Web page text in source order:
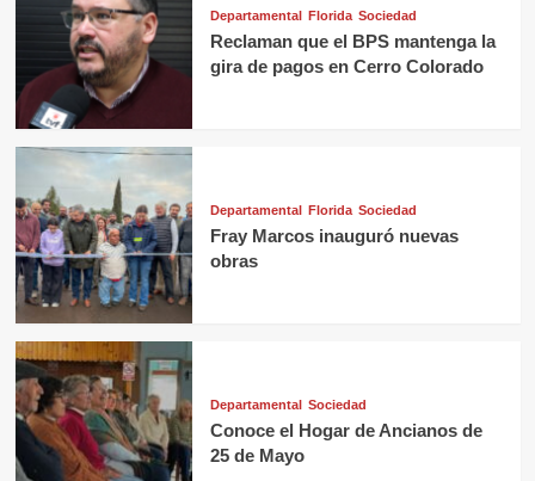
Departamental Florida Sociedad
Reclaman que el BPS mantenga la
gira de pagos en Cerro Colorado
Departamental Florida Sociedad
Fray Marcos inauguró nuevas
obras
Departamental Sociedad
Conoce el Hogar de Ancianos de
25 de Mayo